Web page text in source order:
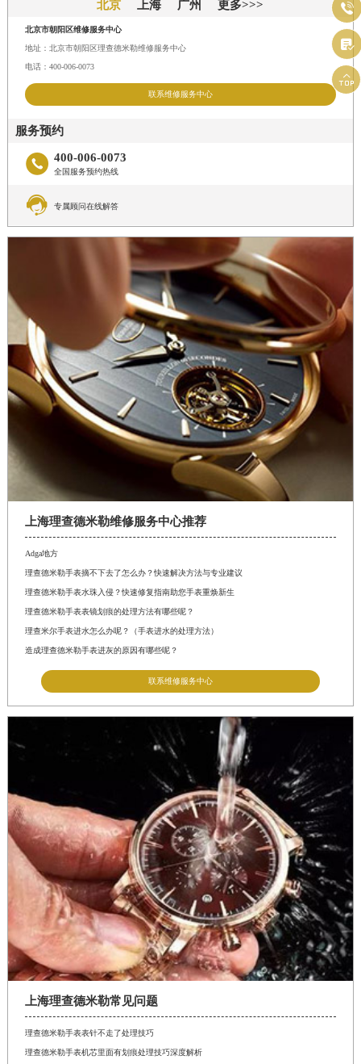
北京 上海 广州 更多>>>
北京市朝阳区维修服务中心
地址：北京市朝阳区理查德米勒维修服务中心
电话：400-006-0073
联系维修服务中心
服务预约
 400-006-0073
全国服务预约热线
 专属顾问在线解答
上海理查德米勒维修服务中心推荐
Adga地方
理查德米勒手表摘不下去了怎么办？快速解决方法与专业建议
理查德米勒手表水珠入侵？快速修复指南助您手表重焕新生
理查德米勒手表表镜划痕的处理方法有哪些呢？
理查米尔手表进水怎么办呢？（手表进水的处理方法）
造成理查德米勒手表进灰的原因有哪些呢？
联系维修服务中心
上海理查德米勒常见问题
理查德米勒手表表针不走了处理技巧
理查德米勒手表机芯里面有划痕处理技巧深度解析


